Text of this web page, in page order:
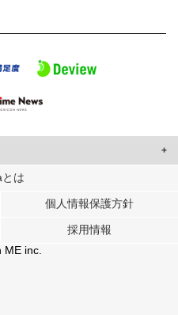
ザーに合わせたコンテンツや広告の
トナーに提供しています。
パートナーに提供した他の情報や、
したときに収集した他の情報を組み
は
個人情報保護方針
採用情報
inc.